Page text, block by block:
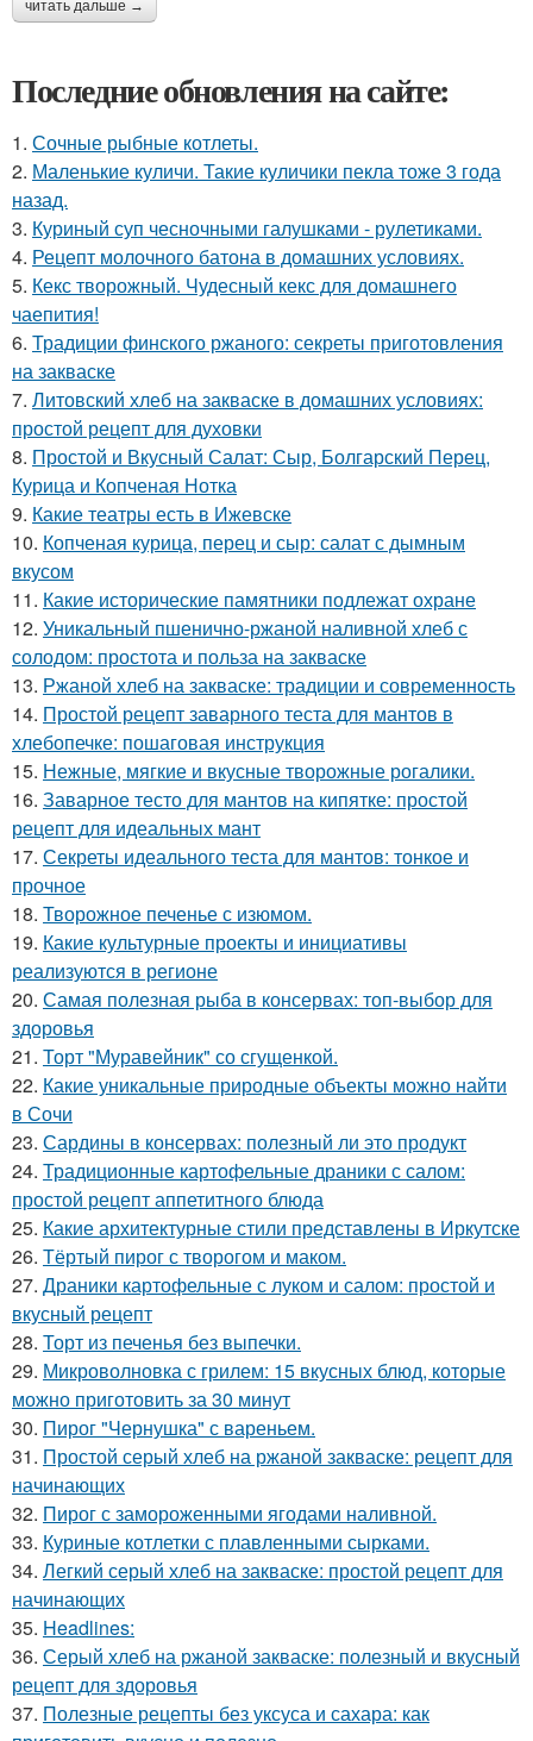
читать дальше →
Последние обновления на сайте:
1. Сочные рыбные котлеты.
2. Маленькие куличи. Такие куличики пекла тоже 3 года
назад.
3. Куриный суп чесночными галушками - рулетиками.
4. Рецепт молочного батона в домашних условиях.
5. Кекс творожный. Чудесный кекс для домашнего
чаепития!
6. Традиции финского ржаного: секреты приготовления
на закваске
7. Литовский хлеб на закваске в домашних условиях:
простой рецепт для духовки
8. Простой и Вкусный Салат: Сыр, Болгарский Перец,
Курица и Копченая Нотка
9. Какие театры есть в Ижевске
10. Копченая курица, перец и сыр: салат с дымным
вкусом
11. Какие исторические памятники подлежат охране
12. Уникальный пшенично-ржаной наливной хлеб с
солодом: простота и польза на закваске
13. Ржаной хлеб на закваске: традиции и современность
14. Простой рецепт заварного теста для мантов в
хлебопечке: пошаговая инструкция
15. Нежные, мягкие и вкусные творожные рогалики.
16. Заварное тесто для мантов на кипятке: простой
рецепт для идеальных мант
17. Секреты идеального теста для мантов: тонкое и
прочное
18. Творожное печенье с изюмом.
19. Какие культурные проекты и инициативы
реализуются в регионе
20. Самая полезная рыба в консервах: топ-выбор для
здоровья
21. Торт "Муравейник" со сгущенкой.
22. Какие уникальные природные объекты можно найти
в Сочи
23. Сардины в консервах: полезный ли это продукт
24. Традиционные картофельные драники с салом:
простой рецепт аппетитного блюда
25. Какие архитектурные стили представлены в Иркутске
26. Тёртый пирог с творогом и маком.
27. Драники картофельные с луком и салом: простой и
вкусный рецепт
28. Торт из печенья без выпечки.
29. Микроволновка с грилем: 15 вкусных блюд, которые
можно приготовить за 30 минут
30. Пирог "Чернушка" с вареньем.
31. Простой серый хлеб на ржаной закваске: рецепт для
начинающих
32. Пирог с замороженными ягодами наливной.
33. Куриные котлетки с плавленными сырками.
34. Легкий серый хлеб на закваске: простой рецепт для
начинающих
35. Headlines:
36. Серый хлеб на ржаной закваске: полезный и вкусный
рецепт для здоровья
37. Полезные рецепты без уксуса и сахара: как